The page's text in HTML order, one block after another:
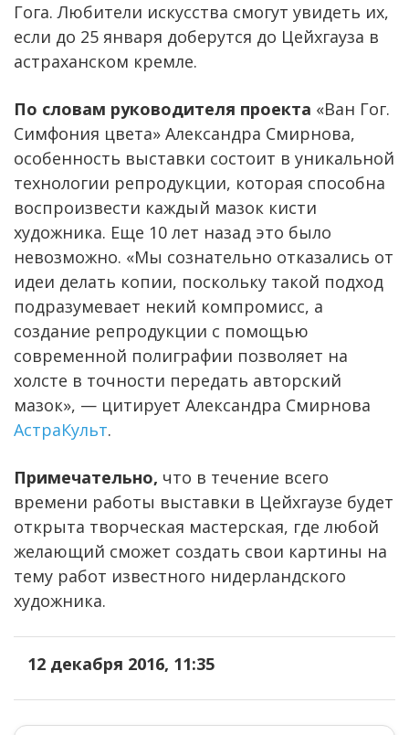
Гога. Любители искусства смогут увидеть их,
если до 25 января доберутся до Цейхгауза в
астраханском кремле.
По словам руководителя проекта «Ван Гог.
Симфония цвета» Александра Смирнова,
особенность выставки состоит в уникальной
технологии репродукции, которая способна
воспроизвести каждый мазок кисти
художника. Еще 10 лет назад это было
невозможно. «Мы сознательно отказались от
идеи делать копии, поскольку такой подход
подразумевает некий компромисс, а
создание репродукции с помощью
современной полиграфии позволяет на
холсте в точности передать авторский
мазок», — цитирует Александра Смирнова
АстраКульт.
Примечательно, что в течение всего
времени работы выставки в Цейхгаузе будет
открыта творческая мастерская, где любой
желающий сможет создать свои картины на
тему работ известного нидерландского
художника.
12 декабря 2016, 11:35